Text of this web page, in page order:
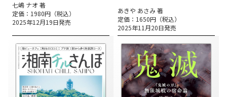
七嶋 ナオ 著
定価：1980円（税込）
2025年12月19日発売
あきや あさみ 著
定価：1650円（税込）
2025年11月20日発売